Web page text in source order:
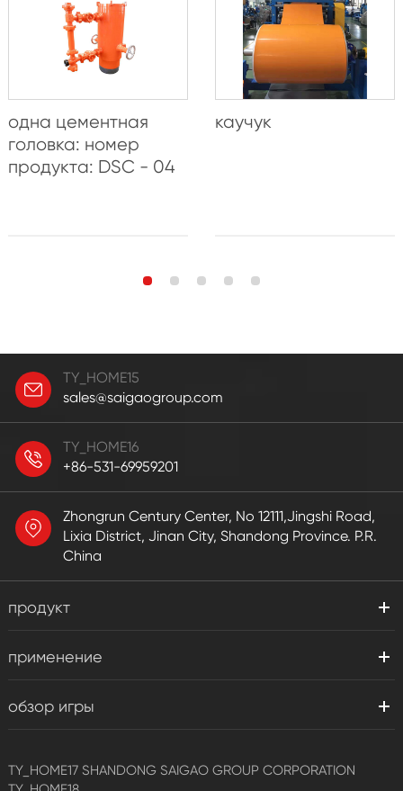
одна цементная
головка: номер
продукта: DSC - 04
каучук
TY_HOME15
sales@saigaogroup.com
TY_HOME16
+86-531-69959201
Zhongrun Century Center, No 12111,Jingshi Road,
Lixia District, Jinan City, Shandong Province. P.R.
China
продукт
применение
обзор игры
TY_HOME17 SHANDONG SAIGAO GROUP CORPORATION